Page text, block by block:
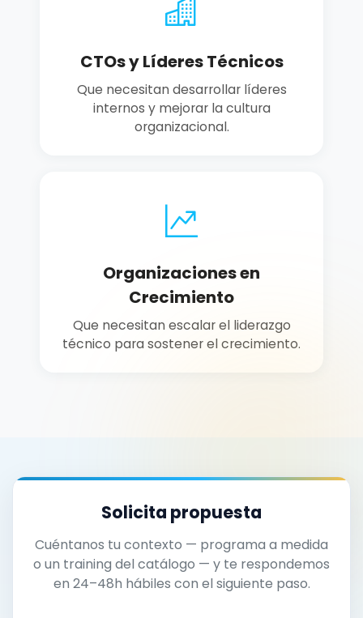
CTOs y Líderes Técnicos
Que necesitan desarrollar líderes
internos y mejorar la cultura
organizacional.
Organizaciones en
Crecimiento
Que necesitan escalar el liderazgo
técnico para sostener el crecimiento.
Solicita propuesta
Cuéntanos tu contexto — programa a medida
o un training del catálogo — y te respondemos
en 24–48h hábiles con el siguiente paso.